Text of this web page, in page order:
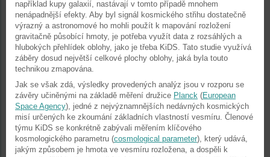
například kupy galaxií, nastávají v tomto případě mnohem
nenápadnější efekty. Aby byl signál kosmického střihu dostatečně
výrazný a astronomové ho mohli použít k mapování rozložení
gravitačně působící hmoty, je potřeba využít data z rozsáhlých a
hlubokých přehlídek oblohy, jako je třeba KiDS. Tato studie využívá
záběry dosud největší celkové plochy oblohy, jaká byla touto
technikou zmapována.
Jak se však zdá, výsledky provedených analýz jsou v rozporu se
závěry učiněnými na základě měření družice Planck (European
Space Agency), jedné z nejvýznamnějších nedávných kosmických
misí určených ke zkoumání základních vlastností vesmíru. Členové
týmu KiDS se konkrétně zabývali měřením klíčového
kosmologického parametru (cosmological parameter), který udává,
jakým způsobem je hmota ve vesmíru rozložena, a dospěli k